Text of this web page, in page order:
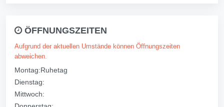
ÖFFNUNGSZEITEN
Aufgrund der aktuellen Umstände können Öffnungszeiten
abweichen.
Montag:Ruhetag
Dienstag:
Mittwoch: